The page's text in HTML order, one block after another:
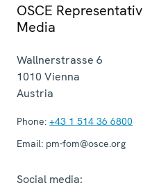
OSCE
Media
Wallnerstrasse 6
1010 Vienna
Austria
Phone: +43 1 514 36 6800
Email: pm-fom@osce.org
Social media: